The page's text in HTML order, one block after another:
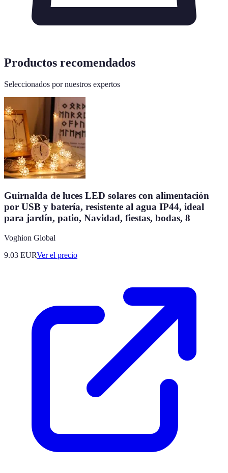
Productos recomendados
Seleccionados por nuestros expertos
Guirnalda de luces LED solares con alimentación
por USB y batería, resistente al agua IP44, ideal
para jardín, patio, Navidad, fiestas, bodas, 8
Voghion Global
9.03 EURVer el precio